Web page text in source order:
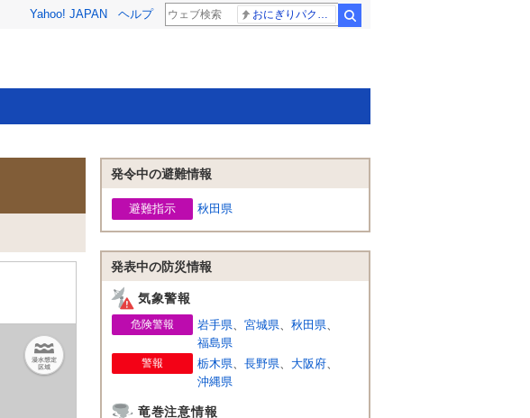
Yahoo! JAPAN ヘルプ
発令中の避難情報
避難指示 秋田県
発表中の防災情報
気象警報
危険警報 岩手県、 宮城県、 秋田県、
福島県
警報 栃木県、 長野県、 大阪府、
沖縄県
竜巻注意情報